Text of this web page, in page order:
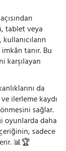
tablet veya
tanır. Bu
karşılayan
da
ilerleme kaydı
sağlar.
oyunlarda daha
sadece
📊🏆